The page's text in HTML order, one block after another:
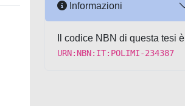
Informazioni
Il codice NBN di questa tesi è
URN:NBN:IT:POLIMI-234387